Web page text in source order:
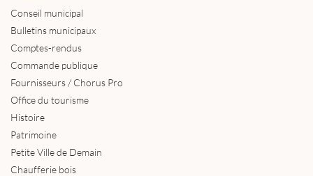
Conseil municipal
Bulletins municipaux
Comptes-rendus
Commande publique
Fournisseurs / Chorus Pro
Office du tourisme
Histoire
Patrimoine
Petite Ville de Demain
Chaufferie bois